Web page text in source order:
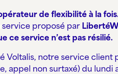
de flexibilité à la
service proposé par
ce service n’est pas résilié.
notre service client
appel non surtaxé) du lundi